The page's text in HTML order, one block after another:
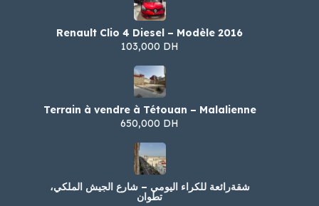
Renault Clio 4 Diesel – Modèle 2016
103,000 DH
Terrain à vendre à Tétouan – Malalienne
650,000 DH
شقةرائعة للكراء اليومي – شارع الجيش الملكي،
تطوان